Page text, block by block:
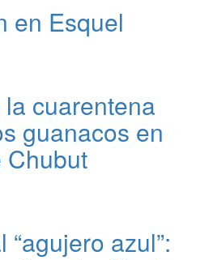
en Esquel
cuarentena
guanacos en
Chubut
azul”: